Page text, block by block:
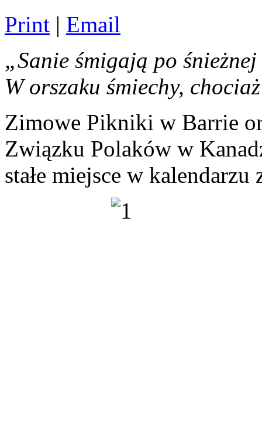
Print | Email
„Sanie śmigają po
W orszaku śmiechy,
Zimowe Pikniki w Barrie
Związku Polaków w
stałe miejsce w